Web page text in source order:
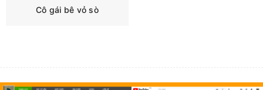
Cô gái bê vỏ sò